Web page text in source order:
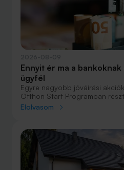
Ennyit ér ma a
ügyfél
Egyre nagyobb jóváírási
Otthon Start Programban
ahol összesen akár félmillió
nagyobb jóváírásért?
Elolvasom